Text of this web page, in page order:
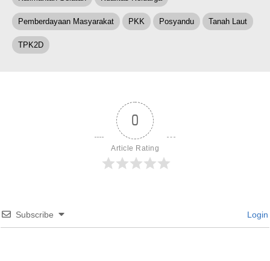
Pemberdayaan Masyarakat PKK Posyandu Tanah Laut
TPK2D
0
Article Rating
Subscribe Login